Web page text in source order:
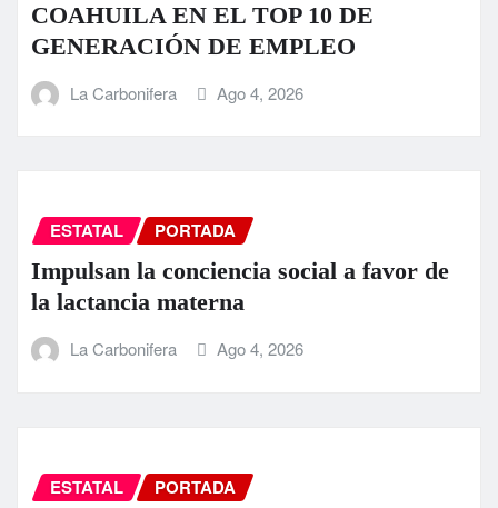
COAHUILA EN EL TOP 10 DE
GENERACIÓN DE EMPLEO
La Carbonifera Ago 4, 2026
ESTATAL PORTADA
Impulsan la conciencia social a favor de
la lactancia materna
La Carbonifera Ago 4, 2026
ESTATAL PORTADA